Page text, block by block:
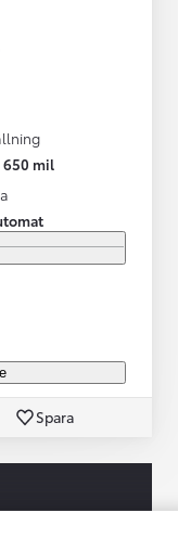
650 mil
Spara